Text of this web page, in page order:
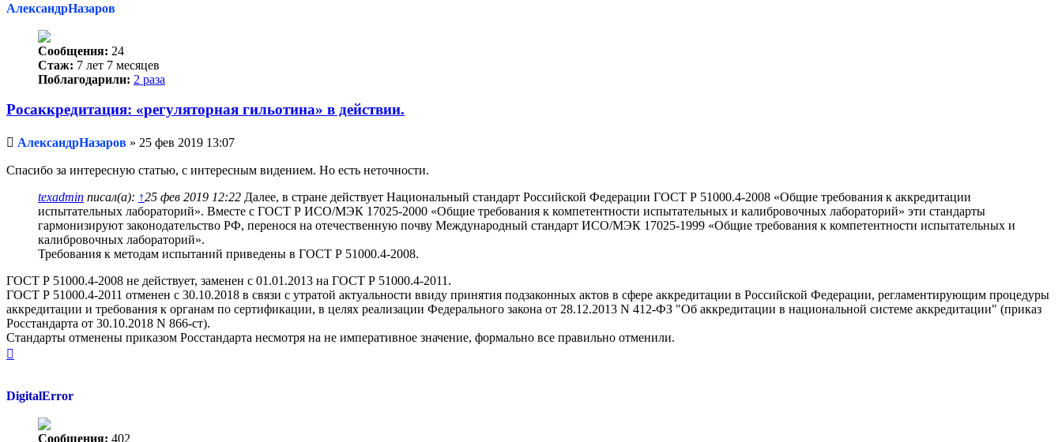
АлександрНазаров
Сообщения: 24
Стаж: 7 лет 7 месяцев
Поблагодарили: 2 раза
Росаккредитация: «регуляторная гильотина» в действии.
Непрочитанное
сообщение
АлександрНазаров » 25 фев 2019 13:07
Спасибо за интересную статью, с интересным видением. Но есть неточности.
texadmin писал(а): ↑25 фев 2019 12:22 Далее, в стране действует Национальный стандарт Российской Федерации ГОСТ Р 51000.4-2008 «Общие требования к аккредитации
испытательных лабораторий». Вместе с ГОСТ Р ИСО/МЭК 17025-2000 «Общие требования к компетентности испытательных и калибровочных лабораторий» эти стандарты
гармонизируют законодательство РФ, перенося на отечественную почву Международный стандарт ИСО/МЭК 17025-1999 «Общие требования к компетентности испытательных и
калибровочных лабораторий».
Требования к методам испытаний приведены в ГОСТ Р 51000.4-2008.
ГОСТ Р 51000.4-2008 не действует, заменен с 01.01.2013 на ГОСТ Р 51000.4-2011.
ГОСТ Р 51000.4-2011 отменен с 30.10.2018 в связи с утратой актуальности ввиду принятия подзаконных актов в сфере аккредитации в Российской Федерации, регламентирующим процедуры
аккредитации и требования к органам по сертификации, в целях реализации Федерального закона от 28.12.2013 N 412-ФЗ "Об аккредитации в национальной системе аккредитации" (приказ
Росстандарта от 30.10.2018 N 866-ст).
Стандарты отменены приказом Росстандарта несмотря на не императивное значение, формально все правильно отменили.
DigitalError
Сообщения: 402